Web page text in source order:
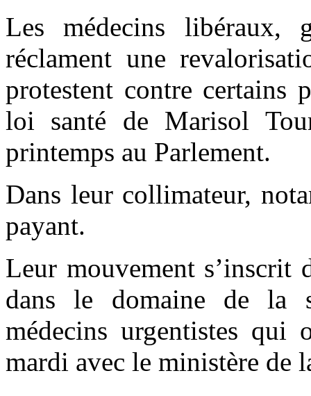
Les médecins libéraux,
réclament une
protestent contre certains
loi santé de Marisol
printemps au Parlement.
Dans leur collimateur,
payant.
Leur mouvement s’inscrit
dans le domaine de la
médecins urgentistes qui
mardi avec le ministère de